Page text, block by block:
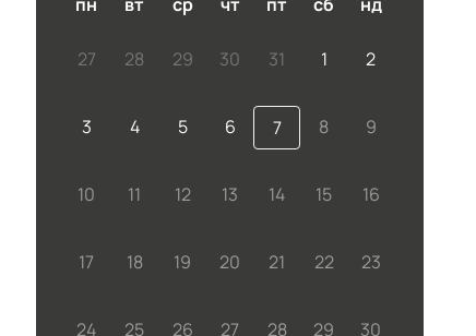
27 28 29 30 31 1 2
3 4 5 6 7 8 9
10 11 12 13 14 15 16
17 18 19 20 21 22 23
24 25 26 27 28 29 30